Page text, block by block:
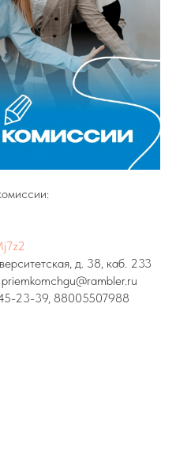
д. 38, каб. 233
23-39, 88005507988